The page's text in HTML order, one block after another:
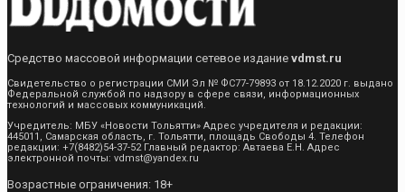
Средство массовой информации сетевое издание vdmst.ru
Свидетельство о регистрации СМИ Эл № ФС77-79893 от 18.12.2020 г. выдано
Федеральной службой по надзору в сфере связи, информационных
технологий и массовых коммуникаций.
Учредитель: МБУ «Новости Тольятти» Адрес учредителя и редакции:
445011, Самарская область, г. Тольятти, площадь Свободы 4. Телефон
редакции: +7(8482)54-37-52 Главный редактор: Автаева Е.Н. Адрес
электронной почты: vdmst@yandex.ru
Возрастные ограничения: 18+